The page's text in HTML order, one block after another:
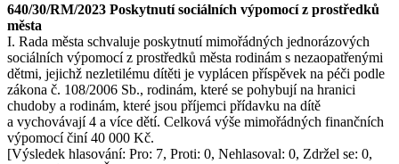
640/30/RM/2023 Poskytnutí sociálních výpomocí z prostředků
města
I. Rada města schvaluje poskytnutí mimořádných jednorázových
sociálních výpomocí z prostředků města rodinám s nezaopatřenými
dětmi, jejichž nezletilému dítěti je vyplácen příspěvek na péči podle
zákona č. 108/2006 Sb., rodinám, které se pohybují na hranici
chudoby a rodinám, které jsou příjemci přídavku na dítě
a vychovávají 4 a více dětí. Celková výše mimořádných finančních
výpomocí činí 40 000 Kč.
[Výsledek hlasování: Pro: 7, Proti: 0, Nehlasoval: 0, Zdržel se: 0,